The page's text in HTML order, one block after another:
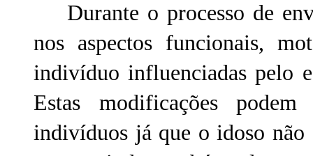
Durante o processo de
nos aspectos funcionais,
indivíduo influenciadas pelo
Estas modificações
indivíduos já que o idoso não